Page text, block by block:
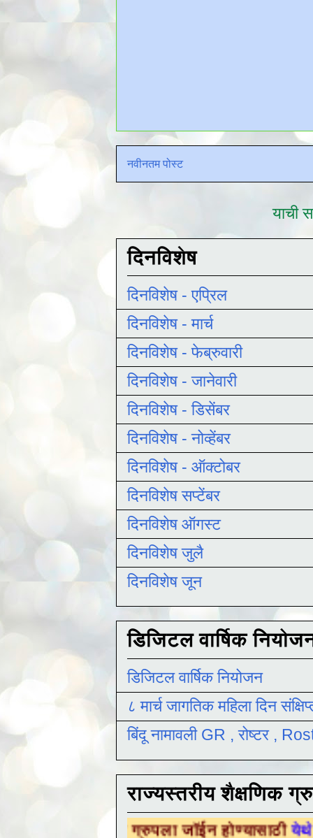
नवीनतम पोस्ट
याची
दिनविशेष
दिनविशेष - एप्रिल
दिनविशेष - मार्च
दिनविशेष - फेब्रुवारी
दिनविशेष - जानेवारी
दिनविशेष - डिसेंबर
दिनविशेष - नोव्हेंबर
दिनविशेष - ऑक्टोबर
दिनविशेष सप्टेंबर
दिनविशेष ऑगस्ट
दिनविशेष जुलै
दिनविशेष जून
डिजिटल वार्षिक
डिजिटल वार्षिक नियोजन
८ मार्च जागतिक महिला दिन
बिंदू नामावली GR , रोष्टर ,
राज्यस्तरीय शैक्षणिक
ग्रुपला जॉईन होण्यासाठीयेथे क्लिक करा .